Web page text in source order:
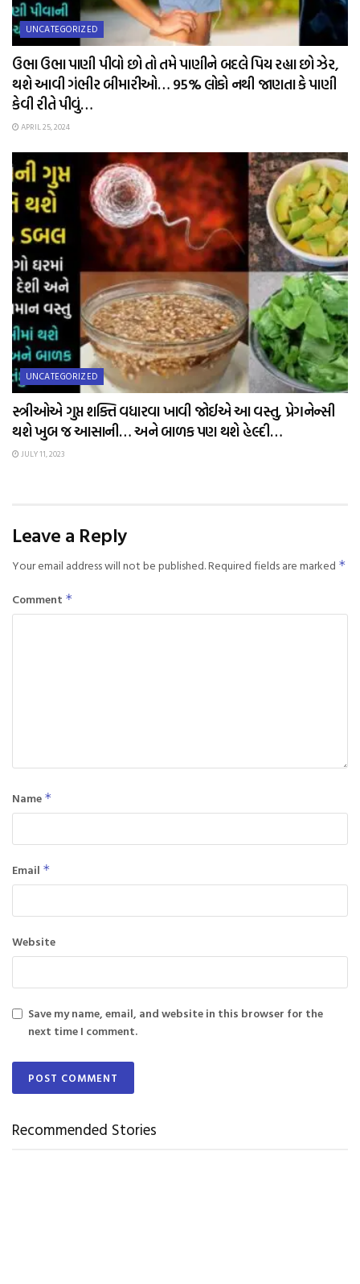
UNCATEGORIZED
ઉભા ઉભા પાણી પીવો છો તો તમે પાણીને બદલે પિય રહ્યા છો ઝેર,
થશે આવી ગંભીર બીમારીઓ… 95% લોકો નથી જાણતા કે પાણી
કેવી રીતે પીવું…
APRIL 25, 2024
UNCATEGORIZED
સ્ત્રીઓએ ગુપ્ત શક્તિ વધારવા ખાવી જોઈએ આ વસ્તુ, પ્રેગનેન્સી
થશે ખુબ જ આસાની… અને બાળક પણ થશે હેલ્દી…
JULY 11, 2023
Leave a Reply
Your email address will not be published.Required fields are marked *
Comment *
Name *
Email *
Website
Save my name, email, and website in this browser for the
next time I comment.
Recommended Stories